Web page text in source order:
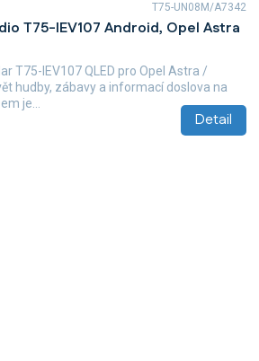
T75-IEV107 Android, Opel Astra
Detail
T75-IEV107 QLED pro Opel Astra /
hudby, zábavy a informací doslova na
je...
T75-UN08M/A7342